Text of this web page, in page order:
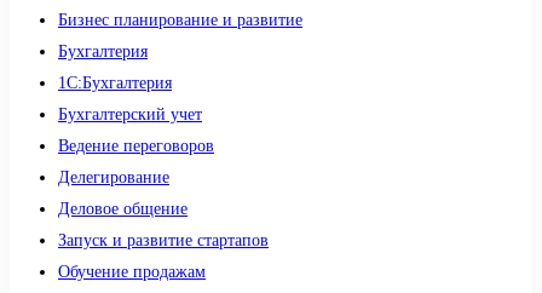
Бизнес планирование и развитие
Бухгалтерия
1C:Бухгалтерия
Бухгалтерский учет
Ведение переговоров
Делегирование
Деловое общение
Запуск и развитие стартапов
Обучение продажам